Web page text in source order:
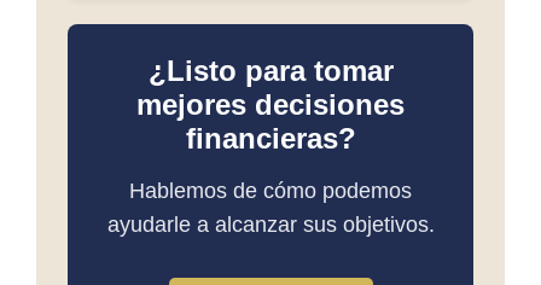
¿Listo para tomar
mejores decisiones
financieras?
Hablemos de cómo podemos
ayudarle a alcanzar sus objetivos.